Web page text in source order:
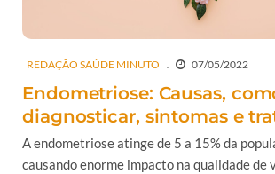
REDAÇÃO SAÚDE MINUTO 07/05/2022
Endometriose: Causas,
diagnosticar, sintomas e
A endometriose atinge de 5 a 15% da
causando enorme impacto na qualidade de